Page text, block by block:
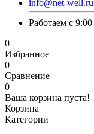
info@net-well.ru
Работаем с
0
Избранное
0
Сравнение
0
Ваша корзина пуста!
Корзина
Категории